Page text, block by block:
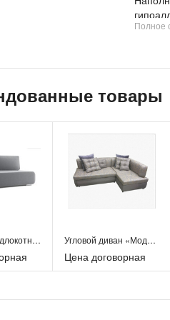
На
Вы
Полное
товары
Диван без подлокотников Угловой диван «Модель 75»
Цена договорная